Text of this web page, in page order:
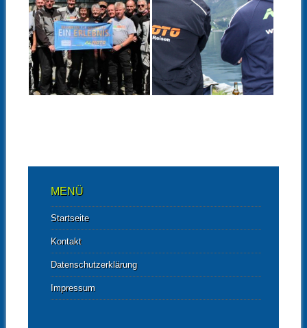
17.08.18
15 JAHRE ALMOTO
–
KLASSENTREFFE
N IN DRESDEN
02.01.14
UNSER TEAM
FREUT SICH AUF
DIE NEUE SAISON!
▶
MENÜ
Startseite
Kontakt
Datenschutzerklärung
Impressum